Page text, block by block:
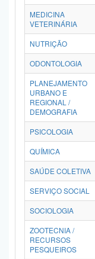
MEDICINA
VETERINÁRIA
NUTRIÇÃO
ODONTOLOGIA
PLANEJAMENTO
URBANO E
REGIONAL /
DEMOGRAFIA
PSICOLOGIA
QUÍMICA
SAÚDE COLETIVA
SERVIÇO SOCIAL
SOCIOLOGIA
ZOOTECNIA /
RECURSOS
PESQUEIROS